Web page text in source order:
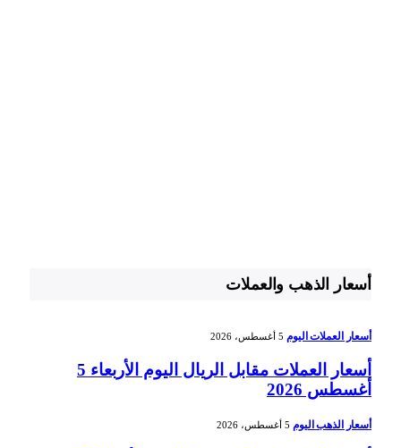
أسعار الذهب والعملات
أسعار العملات اليوم 5 أغسطس، 2026
أسعار العملات مقابل الريال اليوم الأربعاء 5
أغسطس 2026
أسعار الذهب اليوم 5 أغسطس، 2026